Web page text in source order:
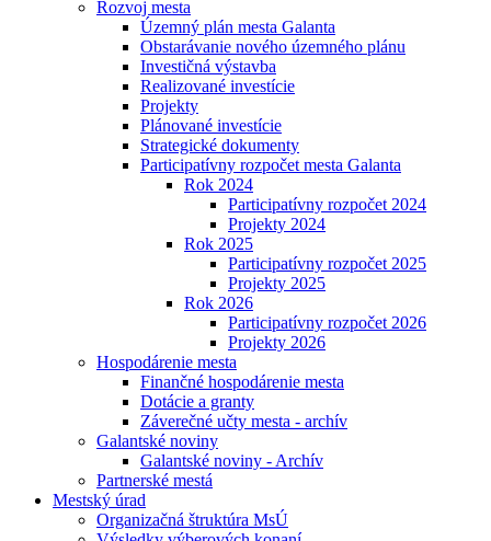
Rozvoj mesta
Územný plán mesta Galanta
Obstarávanie nového územného plánu
Investičná výstavba
Realizované investície
Projekty
Plánované investície
Strategické dokumenty
Participatívny rozpočet mesta Galanta
Rok 2024
Participatívny rozpočet 2024
Projekty 2024
Rok 2025
Participatívny rozpočet 2025
Projekty 2025
Rok 2026
Participatívny rozpočet 2026
Projekty 2026
Hospodárenie mesta
Finančné hospodárenie mesta
Dotácie a granty
Záverečné učty mesta - archív
Galantské noviny
Galantské noviny - Archív
Partnerské mestá
Mestský úrad
Organizačná štruktúra MsÚ